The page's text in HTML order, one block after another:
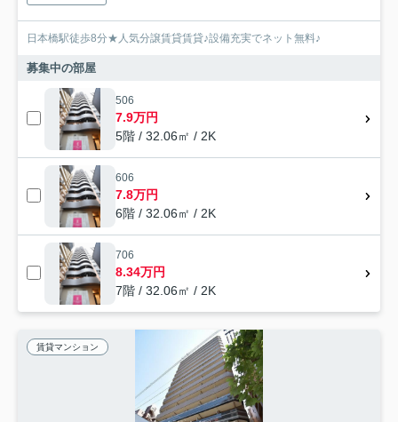
日本橋駅徒歩8分★人気分譲賃貸賃貸♪設備充実でネット無料♪
募集中の部屋
506
7.9万円
5階 / 32.06㎡ / 2K
606
7.8万円
6階 / 32.06㎡ / 2K
706
8.34万円
7階 / 32.06㎡ / 2K
賃貸マンション